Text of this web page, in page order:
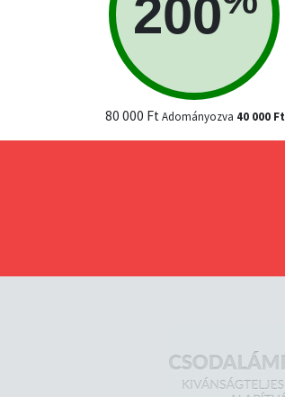
200
80 000 FtAdományozva 40 000 Ft